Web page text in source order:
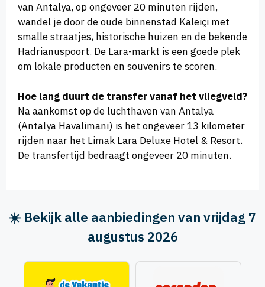
van Antalya, op ongeveer 20 minuten rijden,
wandel je door de oude binnenstad Kaleiçi met
smalle straatjes, historische huizen en de bekende
Hadrianuspoort. De Lara-markt is een goede plek
om lokale producten en souvenirs te scoren.
Hoe lang duurt de transfer vanaf het vliegveld?
Na aankomst op de luchthaven van Antalya
(Antalya Havalimanı) is het ongeveer 13 kilometer
rijden naar het Limak Lara Deluxe Hotel & Resort.
De transfertijd bedraagt ongeveer 20 minuten.
☀️ Bekijk alle aanbiedingen van vrijdag 7
augustus 2026